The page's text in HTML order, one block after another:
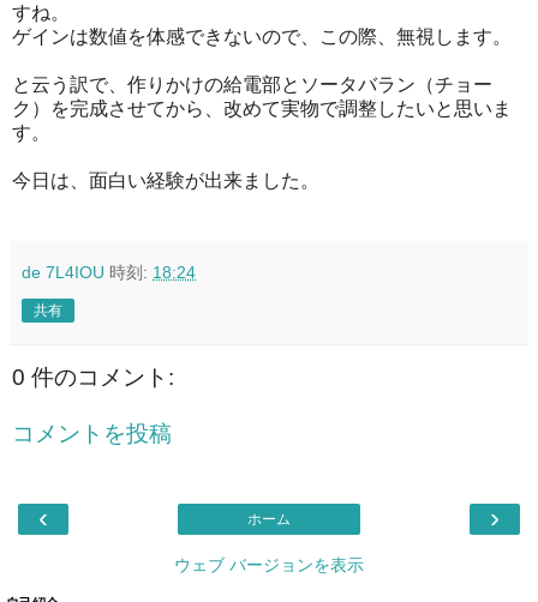
すね。
ゲインは数値を体感できないので、この際、無視します。
と云う訳で、作りかけの給電部とソータバラン（チョー
ク）を完成させてから、改めて実物で調整したいと思いま
す。
今日は、面白い経験が出来ました。
de 7L4IOU 時刻: 18:24
共有
0 件のコメント:
コメントを投稿
‹ ›
ホーム
ウェブ バージョンを表示